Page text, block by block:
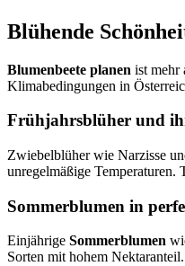
Blühende
Blumenbeete planen ist mehr
Klimabedingungen in
Frühjahrsblüher und
Zwiebelblüher wie Narzisse
unregelmäßige
Sommerblumen in
Einjährige Sommerblumen
Sorten mit hohem Nektaranteil.